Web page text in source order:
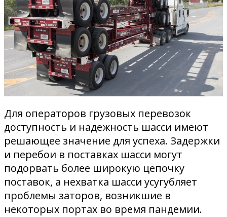
Для операторов грузовых перевозок
доступность и надежность шасси имеют
решающее значение для успеха. Задержки
и перебои в поставках шасси могут
подорвать более широкую цепочку
поставок, а нехватка шасси усугубляет
проблемы заторов, возникшие в
некоторых портах во время пандемии.